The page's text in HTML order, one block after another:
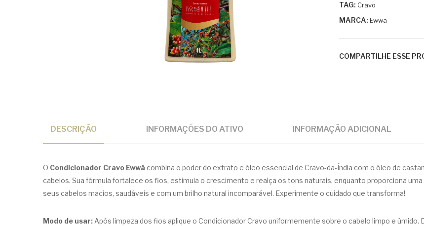
TAG: Cravo
MARCA: Ewwa
COMPARTILHE ESSE
DESCRIÇÃO INFORMAÇÕES DO ATIVO INFORMAÇÃO ADICIONAL
O Condicionador Cravo Ewwá combina o poder do extrato e óleo essencial de Cravo-da-Índia com o óleo de
cabelos. Sua fórmula fortalece os fios, estimula o crescimento e realça os tons naturais, enquanto proporciona
seus cabelos macios, saudáveis e com um brilho natural incomparável. Experimente o cuidado que transforma!
Modo de usar: Após limpeza dos fios aplique o Condicionador Cravo uniformemente sobre o cabelo limpo e úmido.